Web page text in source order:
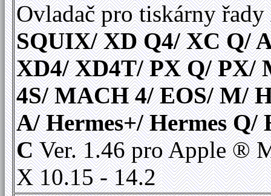
Ovladač pro tiskárny řady
SQUIX/ XD Q4/ XC Q/
XD4/ XD4T/ PX Q/ PX/
4S/ MACH 4/ EOS/ M/
A/ Hermes+/ Hermes Q/
CVer. 1.46 pro Apple ®
X 10.15 - 14.2